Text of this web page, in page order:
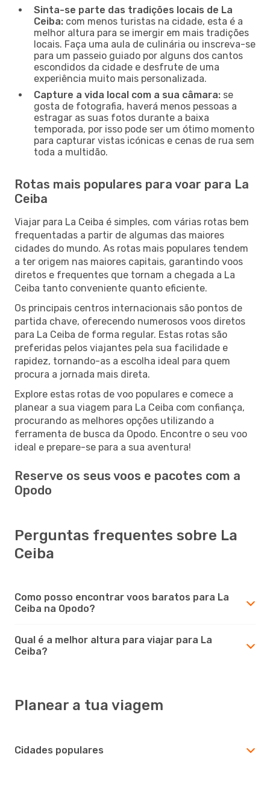
Sinta-se parte das tradições locais de La
Ceiba: com menos turistas na cidade, esta é a
melhor altura para se imergir em mais tradições
locais. Faça uma aula de culinária ou inscreva-se
para um passeio guiado por alguns dos cantos
escondidos da cidade e desfrute de uma
experiência muito mais personalizada.
Capture a vida local com a sua câmara: se
gosta de fotografia, haverá menos pessoas a
estragar as suas fotos durante a baixa
temporada, por isso pode ser um ótimo momento
para capturar vistas icónicas e cenas de rua sem
toda a multidão.
Rotas mais populares para voar para La
Ceiba
Viajar para La Ceiba é simples, com várias rotas bem
frequentadas a partir de algumas das maiores
cidades do mundo. As rotas mais populares tendem
a ter origem nas maiores capitais, garantindo voos
diretos e frequentes que tornam a chegada a La
Ceiba tanto conveniente quanto eficiente.
Os principais centros internacionais são pontos de
partida chave, oferecendo numerosos voos diretos
para La Ceiba de forma regular. Estas rotas são
preferidas pelos viajantes pela sua facilidade e
rapidez, tornando-as a escolha ideal para quem
procura a jornada mais direta.
Explore estas rotas de voo populares e comece a
planear a sua viagem para La Ceiba com confiança,
procurando as melhores opções utilizando a
ferramenta de busca da Opodo. Encontre o seu voo
ideal e prepare-se para a sua aventura!
Reserve os seus voos e pacotes com a
Opodo
Perguntas frequentes sobre La
Ceiba
Como posso encontrar voos baratos para La
Ceiba na Opodo?
Qual é a melhor altura para viajar para La
Ceiba?
Planear a tua viagem
Cidades populares